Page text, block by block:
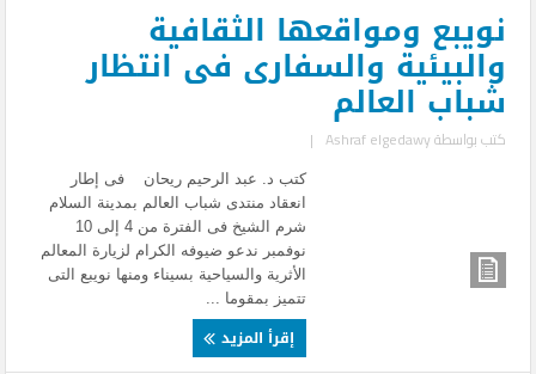
نويبع ومواقعها الثقافية
والبيئية والسفارى فى انتظار
شباب العالم
كتب بواسطةAshraf elgedawy
|
كتب د. عبد الرحيم ريحان فى إطار
انعقاد منتدى شباب العالم بمدينة السلام
شرم الشيخ فى الفترة من 4 إلى 10
نوفمبر ندعو ضيوفه الكرام لزيارة المعالم
الأثرية والسياحية بسيناء ومنها نويبع التى
تتميز بمقوما ...
إقرأ المزيد